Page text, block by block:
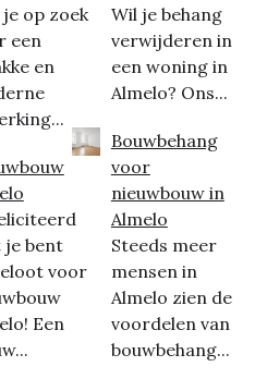
je op zoek
een
en
je bent
voor
Een
Wil je behang
verwijderen in
een woning in
Almelo? Ons...
Bouwbehang
voor
nieuwbouw in
Almelo
Steeds meer
mensen in
Almelo zien de
voordelen van
bouwbehang...